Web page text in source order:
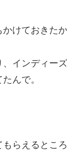
かけておきた
、インディー
んで。
もらえるとこ